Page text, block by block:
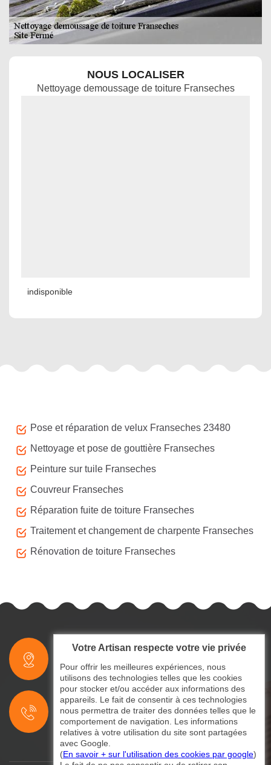
NOUS LOCALISER
Nettoyage demoussage de toiture Franseches
indisponible
Pose et réparation de velux Franseches 23480
Nettoyage et pose de gouttière Franseches
Peinture sur tuile Franseches
Couvreur Franseches
Réparation fuite de toiture Franseches
Traitement et changement de charpente Franseches
Rénovation de toiture Franseches
indisponible
indisponible
Votre Artisan respecte votre vie privée
Pour offrir les meilleures expériences, nous
utilisons des technologies telles que les cookies
pour stocker et/ou accéder aux informations des
appareils. Le fait de consentir à ces technologies
nous permettra de traiter des données telles que le
comportement de navigation. Les informations
relatives à votre utilisation du site sont partagées
avec Google.
(En savoir + sur l'utilisation des cookies par google)